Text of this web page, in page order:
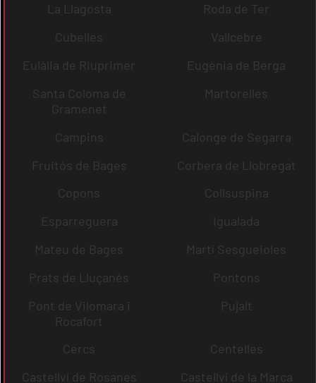
La Llagosta
Roda de Ter
Cubelles
Vallcebre
Eulàlia de Riuprimer
Eugènia de Berga
Santa Coloma de
Gramenet
Martorelles
Campins
Calonge de Segarra
Fruitós de Bages
Corbera de Llobregat
Copons
Collsuspina
Esparreguera
Igualada
Mateu de Bages
Martí Sesgueioles
Prats de Lluçanès
Pontons
Pont de Vilomara i
Rocafort
Pujalt
Cercs
Centelles
Castellví de Rosanes
Castellví de la Marca